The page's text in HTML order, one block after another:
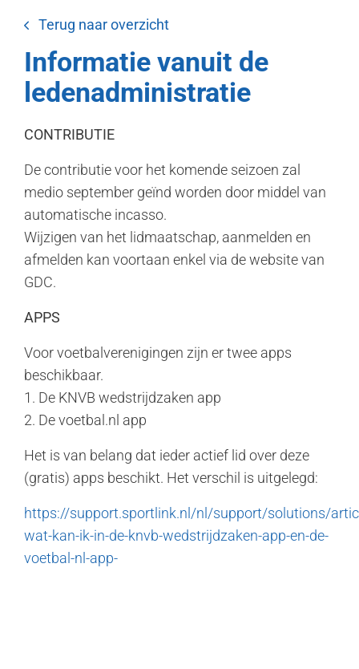
Terug naar overzicht
Informatie vanuit de
ledenadministratie
CONTRIBUTIE
De contributie voor het komende seizoen zal
medio september geïnd worden door middel van
automatische incasso.
Wijzigen van het lidmaatschap, aanmelden en
afmelden kan voortaan enkel via de website van
GDC.
APPS
Voor voetbalverenigingen zijn er twee apps
beschikbaar.
1. De KNVB wedstrijdzaken app
2. De voetbal.nl app
Het is van belang dat ieder actief lid over deze
(gratis) apps beschikt. Het verschil is uitgelegd:
https://support.sportlink.nl/nl/support/solutions/
wat-kan-ik-in-de-knvb-wedstrijdzaken-app-en-de-
voetbal-nl-app-